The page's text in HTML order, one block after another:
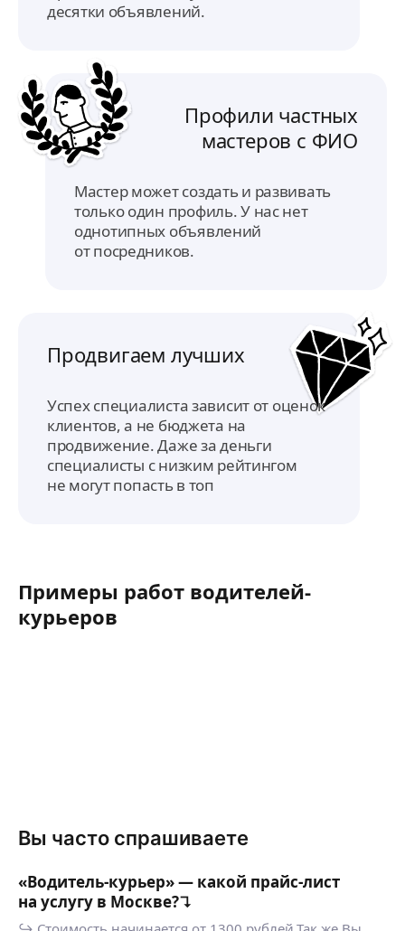
десятки объявлений.
Профили частных
мастеров с ФИО
Мастер может создать и развивать
только один профиль. У нас нет
однотипных объявлений
от посредников.
Продвигаем лучших
Успех специалиста зависит от оценок
клиентов, а не бюджета на
продвижение. Даже за деньги
специалисты с низким рейтингом
не могут попасть в топ
Примеры работ водителей-
курьеров
Вы часто спрашиваете
«Водитель-курьер» — какой прайс-лист
на услугу в Москве?↴